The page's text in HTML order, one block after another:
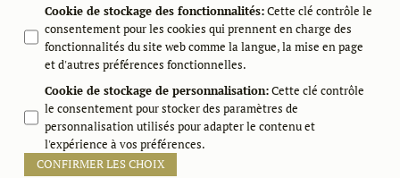
Cookie de stockage des fonctionnalités:Cette clé contrôle le
consentement pour les cookies qui prennent en charge des
fonctionnalités du site web comme la langue, la mise en page
et d'autres préférences fonctionnelles.
Cookie de stockage de personnalisation:Cette clé contrôle
le consentement pour stocker des paramètres de
personnalisation utilisés pour adapter le contenu et
l'expérience à vos préférences.
CONFIRMER LES CHOIX